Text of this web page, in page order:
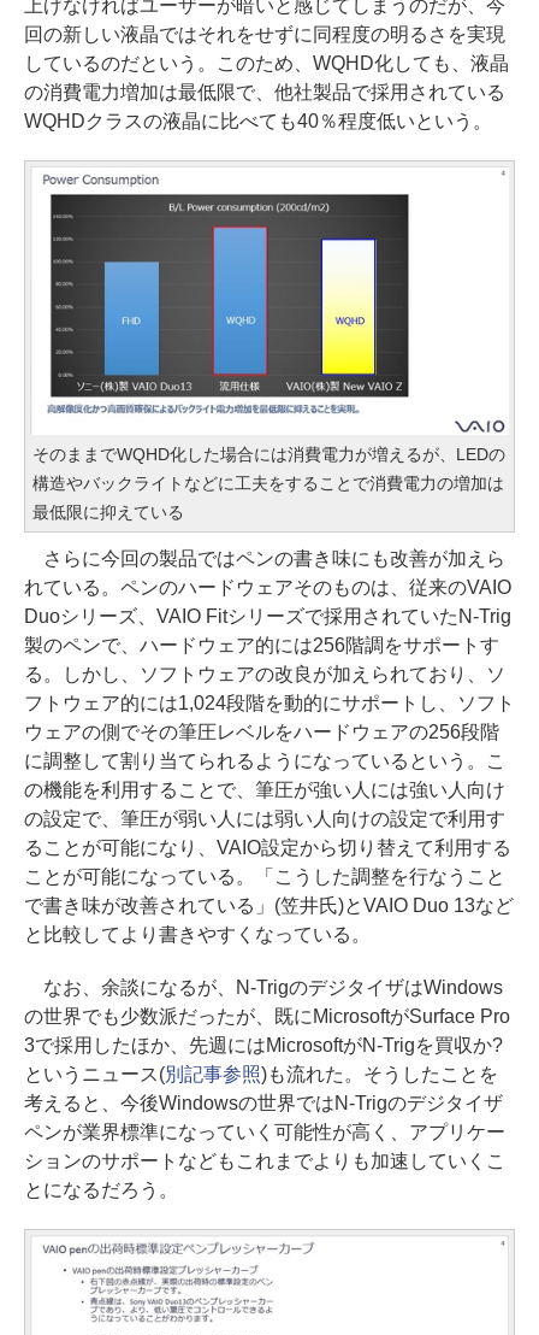
上げなければユーザーが暗いと感じてしまうのだが、今
回の新しい液晶ではそれをせずに同程度の明るさを実現
しているのだという。このため、WQHD化しても、液晶
の消費電力増加は最低限で、他社製品で採用されている
WQHDクラスの液晶に比べても40％程度低いという。
そのままでWQHD化した場合には消費電力が増えるが、LEDの
構造やバックライトなどに工夫をすることで消費電力の増加は
最低限に抑えている
さらに今回の製品ではペンの書き味にも改善が加えら
れている。ペンのハードウェアそのものは、従来のVAIO
Duoシリーズ、VAIO Fitシリーズで採用されていたN-Trig
製のペンで、ハードウェア的には256階調をサポートす
る。しかし、ソフトウェアの改良が加えられており、ソ
フトウェア的には1,024段階を動的にサポートし、ソフト
ウェアの側でその筆圧レベルをハードウェアの256段階
に調整して割り当てられるようになっているという。こ
の機能を利用することで、筆圧が強い人には強い人向け
の設定で、筆圧が弱い人には弱い人向けの設定で利用す
ることが可能になり、VAIO設定から切り替えて利用する
ことが可能になっている。「こうした調整を行なうこと
で書き味が改善されている」(笠井氏)とVAIO Duo 13など
と比較してより書きやすくなっている。
なお、余談になるが、N-TrigのデジタイザはWindows
の世界でも少数派だったが、既にMicrosoftがSurface Pro
3で採用したほか、先週にはMicrosoftがN-Trigを買収か?
というニュース(別記事参照)も流れた。そうしたことを
考えると、今後Windowsの世界ではN-Trigのデジタイザ
ペンが業界標準になっていく可能性が高く、アプリケー
ションのサポートなどもこれまでよりも加速していくこ
とになるだろう。